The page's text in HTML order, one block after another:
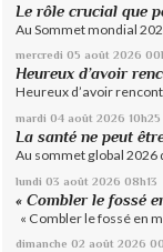
Le rôle crucial que
Au Sommet mondial
mercredi 05 août 2026
Heureux d’avoir
Heureux d’avoir
mardi 04 août 2026 10h25
La santé ne peut
Au sommet global 2026
lundi 03 août 2026 08h13
« Combler le fossé
« Combler le fossé en
dimanche 02 août 2026